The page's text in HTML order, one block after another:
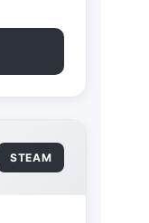
STEAM